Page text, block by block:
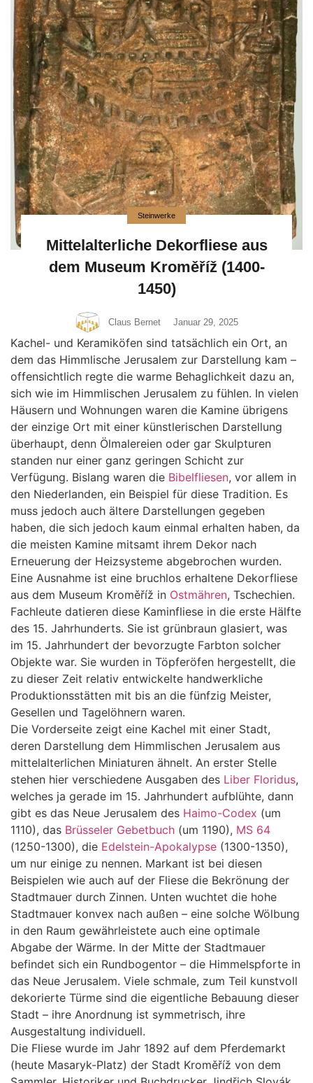
Steinwerke
Mittelalterliche Dekorfliese aus
dem Museum Kroměříž (1400-
1450)
Claus Bernet Januar 29, 2025
Kachel- und Keramiköfen sind tatsächlich ein Ort, an
dem das Himmlische Jerusalem zur Darstellung kam –
offensichtlich regte die warme Behaglichkeit dazu an,
sich wie im Himmlischen Jerusalem zu fühlen. In vielen
Häusern und Wohnungen waren die Kamine übrigens
der einzige Ort mit einer künstlerischen Darstellung
überhaupt, denn Ölmalereien oder gar Skulpturen
standen nur einer ganz geringen Schicht zur
Verfügung. Bislang waren die Bibelfliesen, vor allem in
den Niederlanden, ein Beispiel für diese Tradition. Es
muss jedoch auch ältere Darstellungen gegeben
haben, die sich jedoch kaum einmal erhalten haben, da
die meisten Kamine mitsamt ihrem Dekor nach
Erneuerung der Heizsysteme abgebrochen wurden.
Eine Ausnahme ist eine bruchlos erhaltene Dekorfliese
aus dem Museum Kroměříž in Ostmähren, Tschechien.
Fachleute datieren diese Kaminfliese in die erste Hälfte
des 15. Jahrhunderts. Sie ist grünbraun glasiert, was
im 15. Jahrhundert der bevorzugte Farbton solcher
Objekte war. Sie wurden in Töpferöfen hergestellt, die
zu dieser Zeit relativ entwickelte handwerkliche
Produktionsstätten mit bis an die fünfzig Meister,
Gesellen und Tagelöhnern waren.
Die Vorderseite zeigt eine Kachel mit einer Stadt,
deren Darstellung dem Himmlischen Jerusalem aus
mittelalterlichen Miniaturen ähnelt. An erster Stelle
stehen hier verschiedene Ausgaben des Liber Floridus,
welches ja gerade im 15. Jahrhundert aufblühte, dann
gibt es das Neue Jerusalem des Haimo-Codex (um
1110), das Brüsseler Gebetbuch (um 1190), MS 64
(1250-1300), die Edelstein-Apokalypse (1300-1350),
um nur einige zu nennen. Markant ist bei diesen
Beispielen wie auch auf der Fliese die Bekrönung der
Stadtmauer durch Zinnen. Unten wuchtet die hohe
Stadtmauer konvex nach außen – eine solche Wölbung
in den Raum gewährleistete auch eine optimale
Abgabe der Wärme. In der Mitte der Stadtmauer
befindet sich ein Rundbogentor – die Himmelspforte in
das Neue Jerusalem. Viele schmale, zum Teil kunstvoll
dekorierte Türme sind die eigentliche Bebauung dieser
Stadt – ihre Anordnung ist symmetrisch, ihre
Ausgestaltung individuell.
Die Fliese wurde im Jahr 1892 auf dem Pferdemarkt
(heute Masaryk-Platz) der Stadt Kroměříž von dem